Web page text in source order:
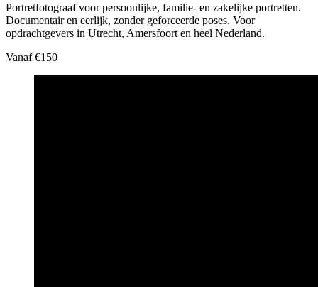
Portretfotograaf voor persoonlijke, familie- en zakelijke portretten.
Documentair en eerlijk, zonder geforceerde poses. Voor
opdrachtgevers in Utrecht, Amersfoort en heel Nederland.
Vanaf €150